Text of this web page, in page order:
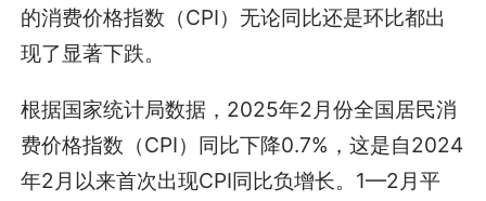
的消费价格指数（CPI）无论同比还是环比都出
现了显著下跌。
根据国家统计局数据，2025年2月份全国居民消
费价格指数（CPI）同比下降0.7%，这是自2024
年2月以来首次出现CPI同比负增长。1—2月平